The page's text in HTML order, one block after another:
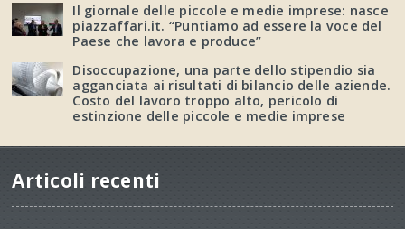
Il giornale delle piccole e medie imprese: nasce
piazzaffari.it. “Puntiamo ad essere la voce del
Paese che lavora e produce”
Disoccupazione, una parte dello stipendio sia
agganciata ai risultati di bilancio delle aziende.
Costo del lavoro troppo alto, pericolo di
estinzione delle piccole e medie imprese
Articoli recenti